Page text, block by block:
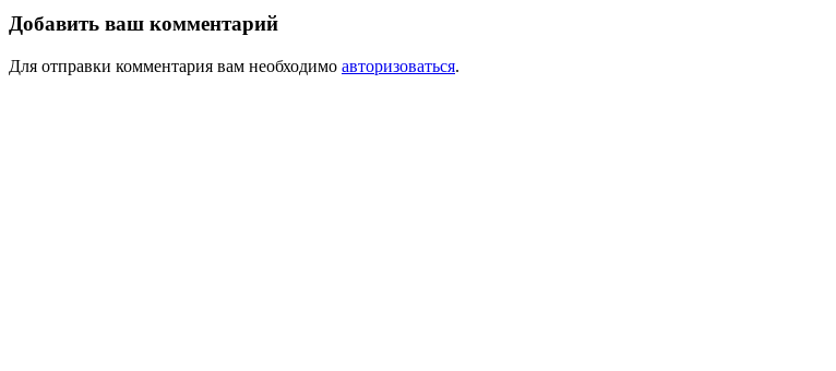
Добавить ваш комментарий
Для отправки комментария вам необходимо авторизоваться.